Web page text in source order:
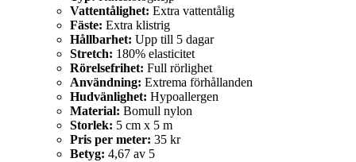
Vattentålighet: Extra vattentålig
Fäste: Extra klistrig
Hållbarhet: Upp till 5 dagar
Stretch: 180% elasticitet
Rörelsefrihet: Full rörlighet
Användning: Extrema förhållanden
Hudvänlighet: Hypoallergen
Material: Bomull nylon
Storlek: 5 cm x 5 m
Pris per meter: 35 kr
Betyg: 4,67 av 5